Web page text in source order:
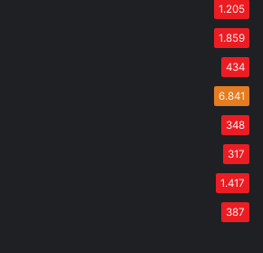
1.205
1.859
434
6.841
348
317
1.417
387